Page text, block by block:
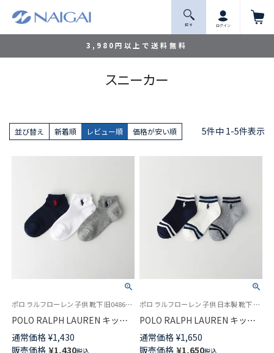
3,980円以上で送料無料
探 す ログイン
スニーカー
並び替え 新着順 レビュー順 価格が安い順 5件中 1-5件表示
ポロ ラルフローレン 子供 靴下 旧04863342
POLO RALPH LAUREN キッズ
ワンポイント刺繍 スニーカー丈
ソックス 日本製 04863362
通常価格 ¥1,430
販売価格 ¥1,430税込
ポロ ラルフローレン 子供 日本製 靴下 ポロベア 2025SS
POLO RALPH LAUREN キッズ
PP刺繍 クリケット スニーカー
丈 ソックス 04863754
通常価格 ¥1,650
販売価格 ¥1,650税込